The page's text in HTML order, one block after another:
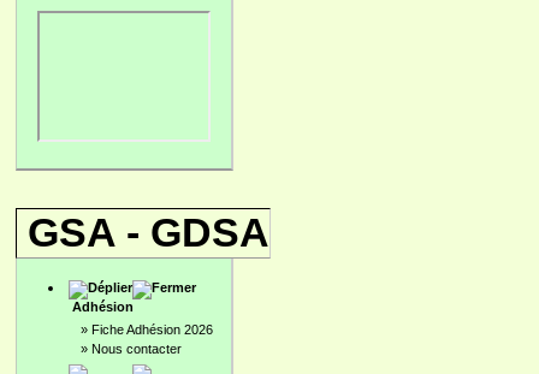
GSA - GDSA
Adhésion
» Fiche Adhésion 2026
» Nous contacter